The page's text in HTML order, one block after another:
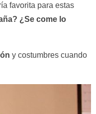
favorita para estas
¿Se come lo
y costumbres cuando